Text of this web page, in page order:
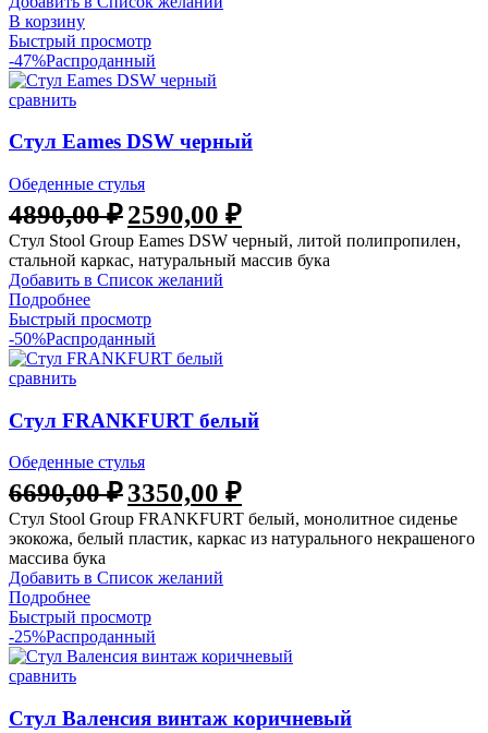
В корзину
Быстрый просмотр
-47%Распроданный
сравнить
Стул Eames DSW черный
Обеденные стулья
4890,00₽2590,00 ₽
Стул Stool Group Eames DSW черный, литой полипропилен,
стальной каркас, натуральный массив бука
Добавить в Список желаний
Подробнее
Быстрый просмотр
-50%Распроданный
сравнить
Стул FRANKFURT белый
Обеденные стулья
6690,00₽3350,00 ₽
Стул Stool Group FRANKFURT белый, монолитное сиденье
экокожа, белый пластик, каркас из натурального некрашеного
массива бука
Добавить в Список желаний
Подробнее
Быстрый просмотр
-25%Распроданный
сравнить
Стул Валенсия винтаж коричневый